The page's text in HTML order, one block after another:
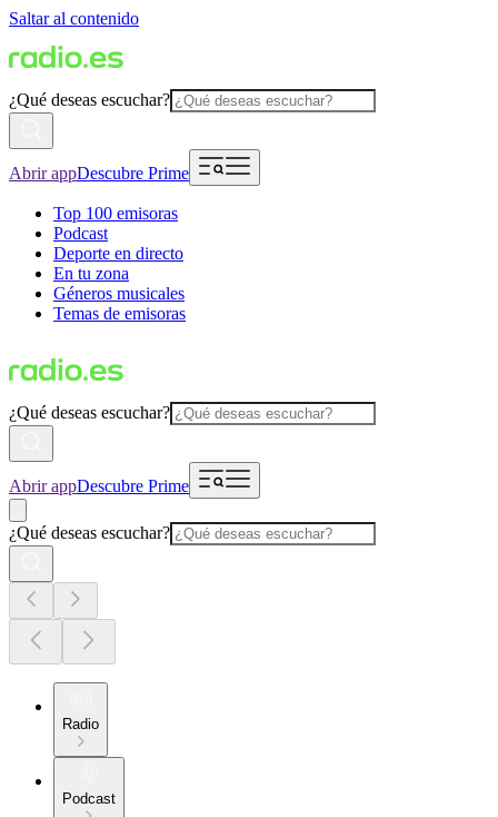
Saltar al contenido
¿Qué deseas escuchar?
Abrir appDescubre Prime
Top 100 emisoras
Podcast
Deporte en directo
En tu zona
Géneros musicales
Temas de emisoras
¿Qué deseas escuchar?
Abrir appDescubre Prime
¿Qué deseas escuchar?
Radio
Podcast